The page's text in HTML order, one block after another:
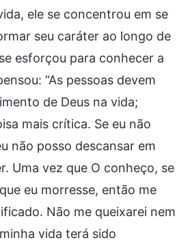
ele se concentrou em se
seu caráter ao longo de
esforçou para conhecer a
“As pessoas devem
de Deus na vida;
mais crítica. Se eu não
não posso descansar em
Uma vez que O conheço, se
eu morresse, então me
Não me queixarei nem
vida terá sido